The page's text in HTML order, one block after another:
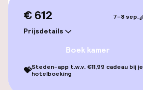
Gratis wifi
Eet- en drinkgelegenheden
Bar
€ 612
Prijsdetails
7–8 sep.
Boek kamer
💝Steden-app t.w.v. €11,99 cadeau bij je
hotelboeking